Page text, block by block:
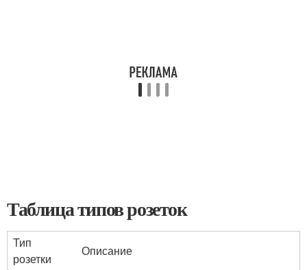
Таблица типов розеток
Тип
розетки
Описание